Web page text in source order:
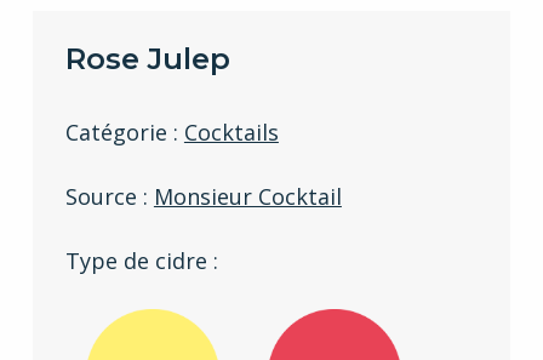
Rose Julep
Catégorie : Cocktails
Source : Monsieur Cocktail
Type de cidre :